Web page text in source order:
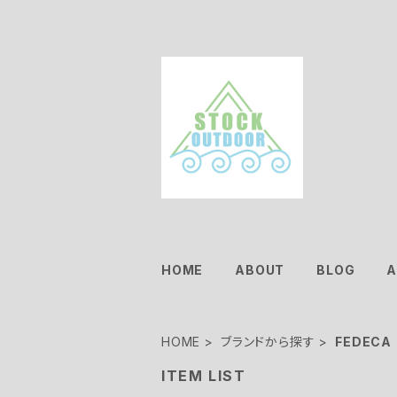
HOME ABOUT BLOG
HOME ブランドから探す FEDECA
ITEM LIST